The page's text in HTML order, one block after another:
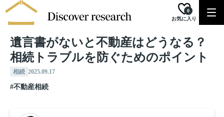
お気に入り
0
遺言書がないと不動産はどうなる？
相続トラブルを防ぐためのポイント
相続 2025.09.17
#不動産相続